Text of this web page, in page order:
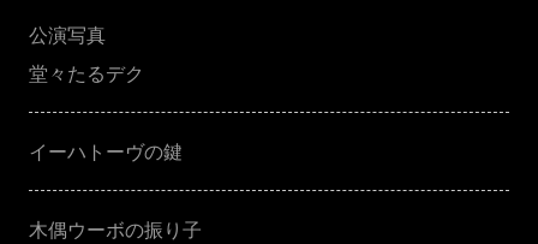
公演写真
堂々たるデク
イーハトーヴの鍵
木偶ウーボの振り子